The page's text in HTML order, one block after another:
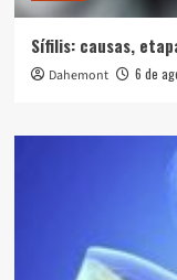
Sífilis: causas,
Dahemont 6 de